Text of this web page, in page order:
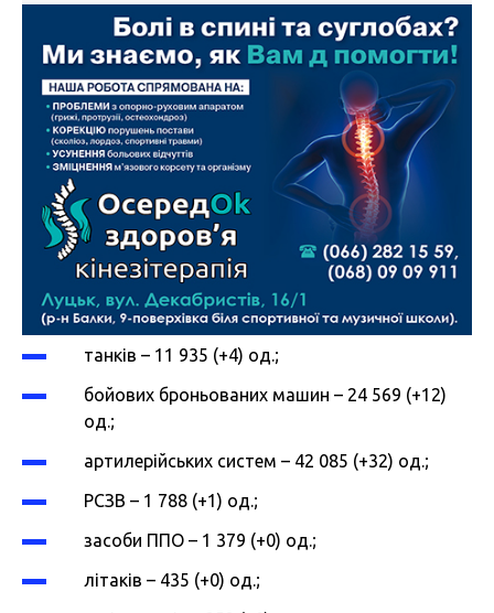
танків – 11 935 (+4) од.;
бойових броньованих машин – 24 569 (+12)
од.;
артилерійських систем – 42 085 (+32) од.;
РСЗВ – 1 788 (+1) од.;
засоби ППО – 1 379 (+0) од.;
літаків – 435 (+0) од.;